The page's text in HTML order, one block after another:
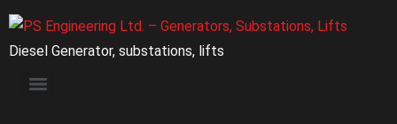
Diesel Generator, substations, lifts